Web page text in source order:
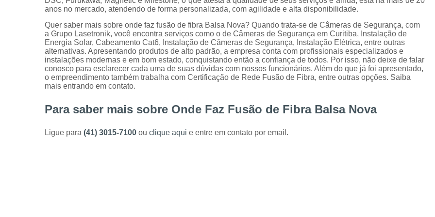
Instalação de Alarme Perimetral
Instalação e Manutenção Cerca Elétrica
Manutenção de Segurança Eletrônica Curitiba
Câmera para Acompanhamento de
Instalação Câmeras Hikvision
Instalação
Instalação e Configuração de Sistema para
anos no mercado, atendendo de forma personalizada, com agilidade e alta disponibilidade.
Quer saber mais sobre onde faz fusão de fibra Balsa Nova? Quando trata-se de Câmeras de Segurança, com
a Grupo Lasetronik, você encontra serviços como o de Câmeras de Segurança em Curitiba, Instalação de
Energia Solar, Cabeamento Cat6, Instalação de Câmeras de Segurança, Instalação Elétrica, entre outras
alternativas. Apresentando produtos de alto padrão, a empresa conta com profissionais especializados e
instalações modernas e em bom estado, conquistando então a confiança de todos. Por isso, não deixe de falar
conosco para esclarecer cada uma de suas dúvidas com nossos funcionários. Além do que já foi apresentado,
o empreendimento também trabalha com Certificação de Rede Fusão de Fibra, entre outras opções. Saiba
mais entrando em contato.
Para saber mais sobre Onde Faz Fusão de Fibra Balsa Nova
Ligue para (41) 3015-7100 ou clique aqui e entre em contato por email.